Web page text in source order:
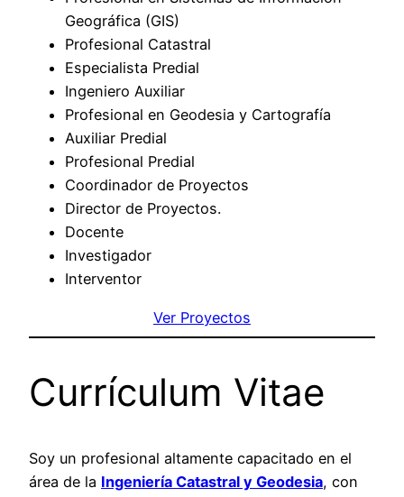
Geográfica (GIS)
Profesional Catastral
Especialista Predial
Ingeniero Auxiliar
Profesional en Geodesia y Cartografía
Auxiliar Predial
Profesional Predial
Coordinador de Proyectos
Director de Proyectos.
Docente
Investigador
Interventor
Ver Proyectos
Currículum Vitae
Soy un profesional altamente capacitado en el
área de la Ingeniería Catastral y Geodesia, con